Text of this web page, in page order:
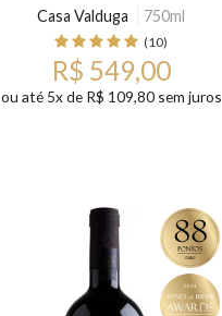
Casa Valduga
750ml
(10)
R$ 549,00
ou até 5x de R$ 109,80 sem juros